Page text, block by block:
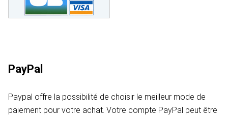
PayPal
Paypal offre la possibilité de choisir le meilleur mode de
paiement pour votre achat. Votre compte PayPal peut être